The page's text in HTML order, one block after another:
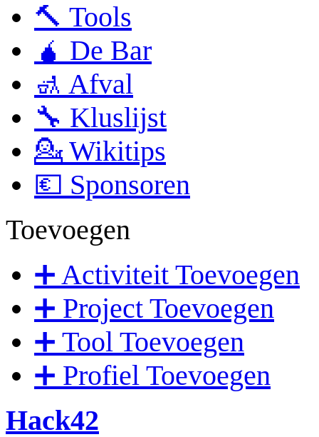
🔨 Tools
🧉 De Bar
🚮 Afval
🔧 Kluslijst
💁 Wikitips
💶 Sponsoren
Toevoegen
➕ Activiteit Toevoegen
➕ Project Toevoegen
➕ Tool Toevoegen
➕ Profiel Toevoegen
Hack42